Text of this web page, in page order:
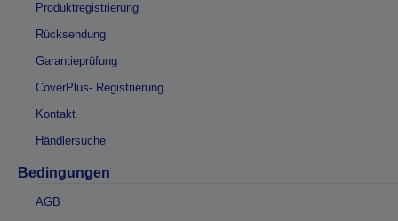
Produktregistrierung
Rücksendung
Garantieprüfung
CoverPlus- Registrierung
Kontakt
Händlersuche
Bedingungen
AGB